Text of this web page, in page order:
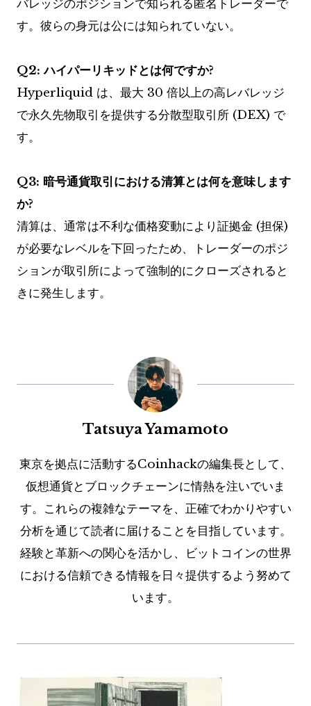
バレッジのポジションで知られる匿名トレーダーで
す。彼らの身元は公には知られていない。
Q2: ハイパーリキッドとは何ですか?
Hyperliquid は、最大 30 倍以上の高レバレッジ
で永久先物取引を提供する分散型取引所 (DEX) で
す。
Q3: 暗号通貨取引における清算とは何を意味します
か?
清算は、通常は不利な価格変動により証拠金 (担保)
が必要なレベルを下回ったため、トレーダーのポジ
ションが取引所によって強制的にクローズされると
きに発生します。
Tatsuya Yamamoto
東京を拠点に活動するCoinhackの編集長として、
仮想通貨とブロックチェーンに情熱を注いでいま
す。これらの複雑なテーマを、正確でわかりやすい
分析を通じて読者に届けることを目指しています。
経験と革新への関心を活かし、ビットコインの世界
における信頼できる情報を日々提供するよう努めて
います。